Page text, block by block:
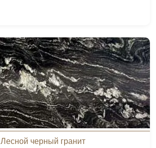
Лесной черный гранит